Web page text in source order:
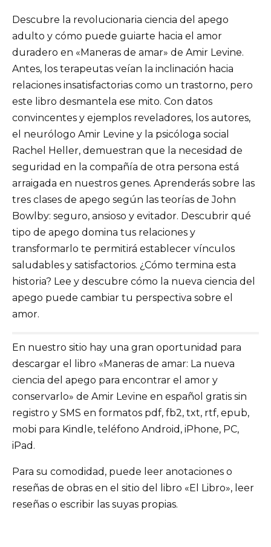
Descubre la revolucionaria ciencia del apego
adulto y cómo puede guiarte hacia el amor
duradero en «Maneras de amar» de Amir Levine.
Antes, los terapeutas veían la inclinación hacia
relaciones insatisfactorias como un trastorno, pero
este libro desmantela ese mito. Con datos
convincentes y ejemplos reveladores, los autores,
el neurólogo Amir Levine y la psicóloga social
Rachel Heller, demuestran que la necesidad de
seguridad en la compañía de otra persona está
arraigada en nuestros genes. Aprenderás sobre las
tres clases de apego según las teorías de John
Bowlby: seguro, ansioso y evitador. Descubrir qué
tipo de apego domina tus relaciones y
transformarlo te permitirá establecer vínculos
saludables y satisfactorios. ¿Cómo termina esta
historia? Lee y descubre cómo la nueva ciencia del
apego puede cambiar tu perspectiva sobre el
amor.
En nuestro sitio hay una gran oportunidad para
descargar el libro «Maneras de amar: La nueva
ciencia del apego para encontrar el amor y
conservarlo» de Amir Levine en español gratis sin
registro y SMS en formatos pdf, fb2, txt, rtf, epub,
mobi para Kindle, teléfono Android, iPhone, PC,
iPad.
Para su comodidad, puede leer anotaciones o
reseñas de obras en el sitio del libro «El Libro», leer
reseñas o escribir las suyas propias.